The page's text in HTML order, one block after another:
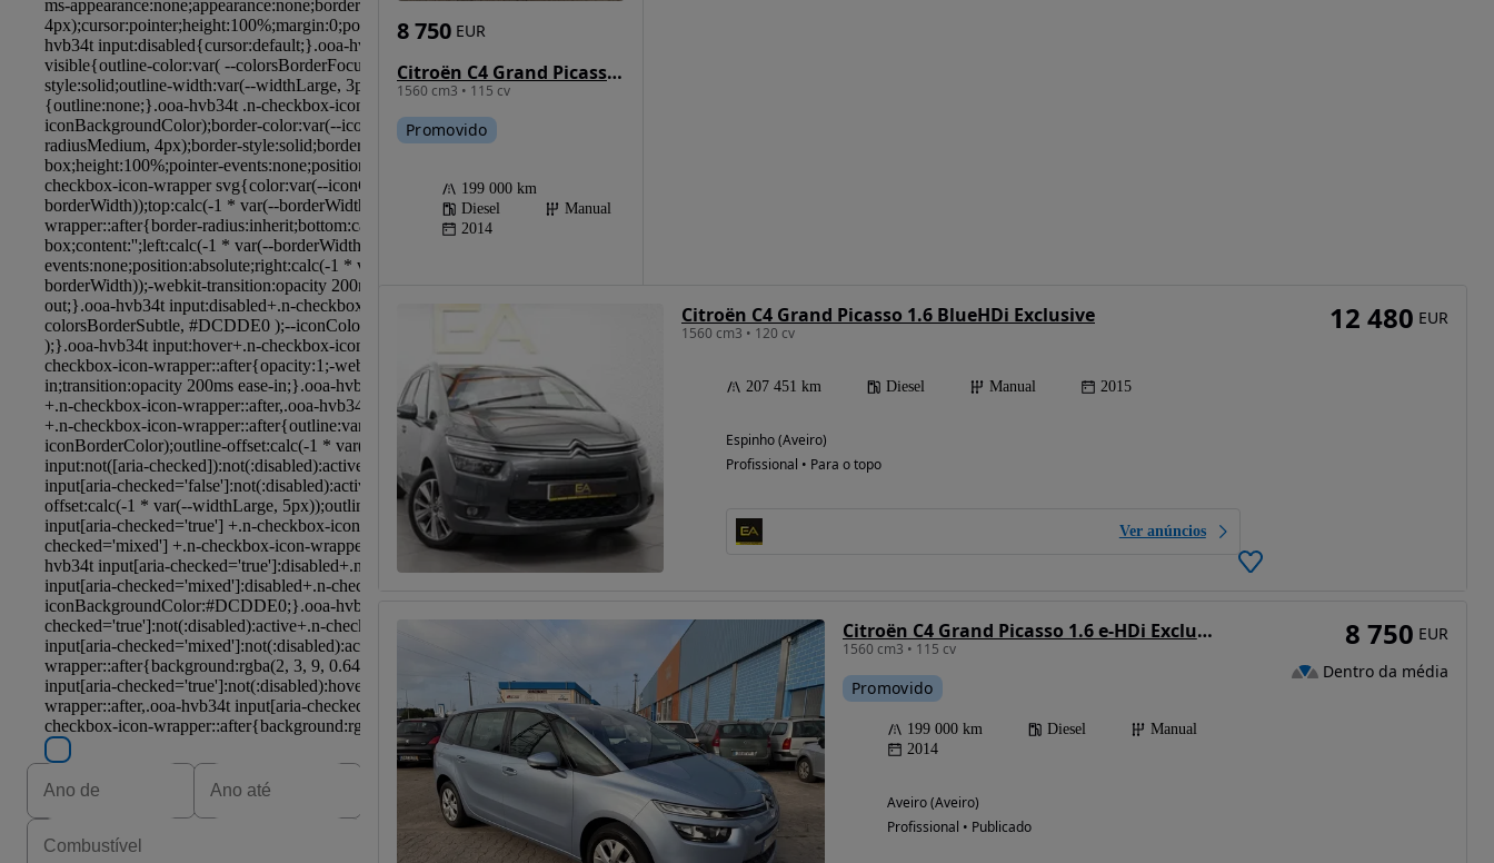
financiamento
Citroën C4 Grand Picasso 1.6 e-HDi Exclusive
1560 cm3 • 115 cv
8 750 EUR
Promovido
199 000 km
Diesel
Manual
2014
Citroën C4 Grand Picasso 1.6 BlueHDi Exclusive
1560 cm3 • 120 cv
207 451 km Diesel Manual 2015
Espinho (Aveiro)
Profissional • Para o topo
Ver anúncios
12 480 EUR
Citroën C4 Grand Picasso 1.6 e-HDi Exclusive
1560 cm3 • 115 cv
Promovido
199 000 km Diesel
Manual
2014
Aveiro (Aveiro)
Profissional • Publicado
8 750 EUR
Dentro da média